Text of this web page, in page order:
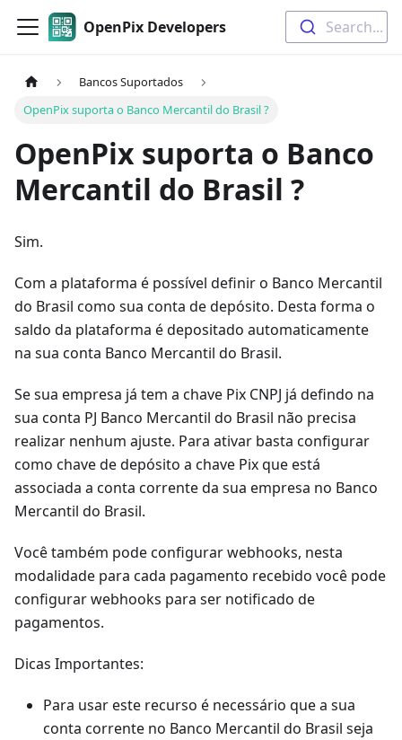
OpenPix Developers Search...
Bancos Suportados
OpenPix suporta o Banco Mercantil do Brasil ?
OpenPix suporta o Banco
Mercantil do Brasil ?
Sim.
Com a plataforma é possível definir o Banco Mercantil
do Brasil como sua conta de depósito. Desta forma o
saldo da plataforma é depositado automaticamente
na sua conta Banco Mercantil do Brasil.
Se sua empresa já tem a chave Pix CNPJ já defindo na
sua conta PJ Banco Mercantil do Brasil não precisa
realizar nenhum ajuste. Para ativar basta configurar
como chave de depósito a chave Pix que está
associada a conta corrente da sua empresa no Banco
Mercantil do Brasil.
Você também pode configurar webhooks, nesta
modalidade para cada pagamento recebido você pode
configurar webhooks para ser notificado de
pagamentos.
Dicas Importantes:
Para usar este recurso é necessário que a sua
conta corrente no Banco Mercantil do Brasil seja